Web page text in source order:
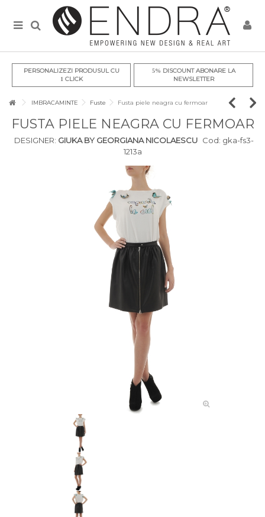
PERSONALIZEZI PRODUSUL CU
1CLICK
5% DISCOUNT ABONARE LA
NEWSLETTER
IMBRACAMINTE Fuste Fusta piele neagra cu fermoar
FUSTA PIELE NEAGRA CU FERMOAR
DESIGNER: GIUKA BY GEORGIANA NICOLAESCU Cod: gka-fs3-
1213a